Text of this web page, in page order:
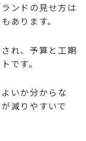
ンドの見せ方は
あります。
れ、予算と工期
です。
いか分からな
減りやすいで